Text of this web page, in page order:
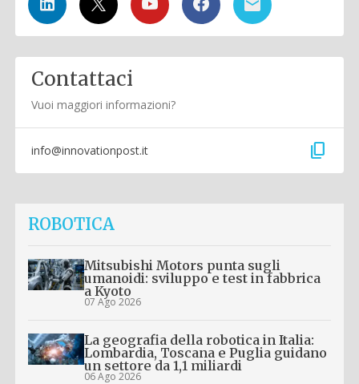
Contattaci
Vuoi maggiori informazioni?
info@innovationpost.it content_copy
ROBOTICA
Mitsubishi Motors punta sugli
umanoidi: sviluppo e test in fabbrica
a Kyoto
07 Ago 2026
La geografia della robotica in Italia:
Lombardia, Toscana e Puglia guidano
un settore da 1,1 miliardi
06 Ago 2026